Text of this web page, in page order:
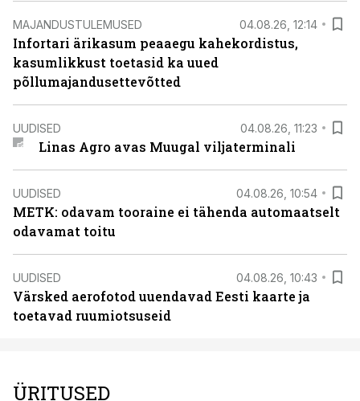
MAJANDUSTULEMUSED 04.08.26, 12:14
Infortari ärikasum peaaegu kahekordistus,
kasumlikkust toetasid ka uued
põllumajandusettevõtted
UUDISED 04.08.26, 11:23
Linas Agro avas Muugal viljaterminali
UUDISED 04.08.26, 10:54
METK: odavam tooraine ei tähenda automaatselt
odavamat toitu
UUDISED 04.08.26, 10:43
Värsked aerofotod uuendavad Eesti kaarte ja
toetavad ruumiotsuseid
ÜRITUSED